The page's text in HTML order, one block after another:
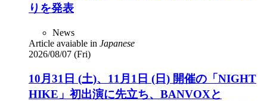
りを発表
News
Article avaiable in Japanese
2026/08/07 (Fri)
10月31日 (土)、11月1日 (日) 開催の「NIGHT
HIKE」初出演に先立ち、BANVOXと